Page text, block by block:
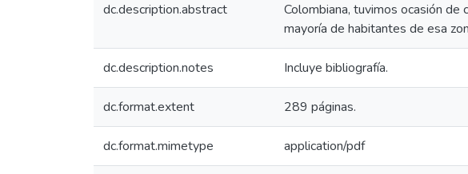
dc.description.abstract
Colombiana, tuvimos ocasión de
mayoría de habitantes de esa
dc.description.notes Incluye bibliografía.
dc.format.extent 289 páginas.
dc.format.mimetype application/pdf